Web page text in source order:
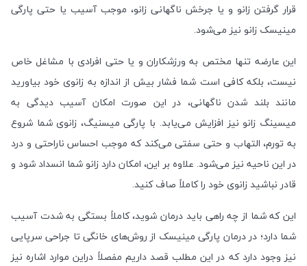
قرار گرفتن زانو و یا جرخش ناگهانی زانو، موجب آسیب یا حتی پارگی
مینیسک زانو نیز می‌شود.
این عارضه تنها مختص به ورزشکاران و یا حتی افرادی با مشاغل خاص
نیست، بلکه کافی است شما فشار بیش از اندازه به زانوی خود بیاورید
مانند بلند شدن ناگهانی، در این صورت امکان آسیب دیدگی به
میسینگ زانو نیز افزایش می‌یابد. با پارگی میسنیگ، زانوی شما شروع
به تورم، التهاب و حتی سفتی می‌کند که موجب احساس ناراحتی و درد
در این ناحیه نیز می‌شود. علاوه بر این، امکان دارد زانو شما انسداد شود و
قادر نباشید زانوی خود را کاملاً صاف کنید.
این که شما از چه راهی باید درمان شوید، کاملاً بستگی به شدت آسیب
شما دارد؛ در درمان پارگی مینیسک از روش‌های خانگی تا جراحی سرپایی
نیز وجود دارد که در این مطلب قصد داریم مفصلاً دراین موارد اشاره نیز